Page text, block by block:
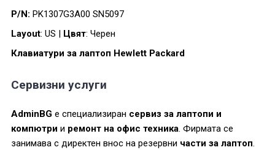
P/N: PK1307G3A00 SN5097
Layout: US | Цвят: Черен
Клавиатури за лаптоп Hewlett Packard
Сервизни услуги
AdminBG е специализиран сервиз за лаптопи и
компютри и ремонт на офис техника. Фирмата се
занимава с директен внос на резервни части за лаптоп.